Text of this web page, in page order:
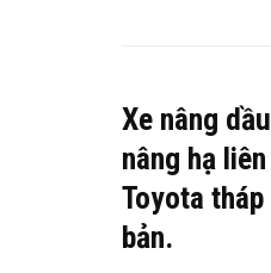
Xe nâng
nâng hạ
Toyota
bản.